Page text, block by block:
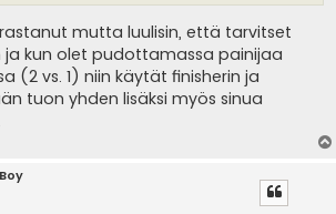
mutta luulisin, että tarvitset
ja kun olet pudottamassa painijaa
(2 vs. 1) niin käytät finisherin ja
tuon yhden lisäksi myös sinua